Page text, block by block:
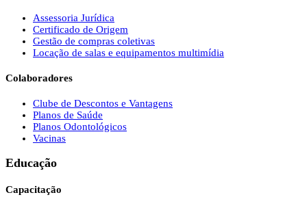
Assessoria Jurídica
Certificado de Origem
Gestão de compras coletivas
Locação de salas e equipamentos multimídia
Colaboradores
Clube de Descontos e Vantagens
Planos de Saúde
Planos Odontológicos
Vacinas
Educação
Capacitação